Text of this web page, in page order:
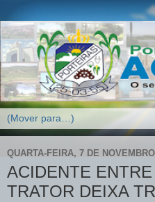
QUARTA-FEIRA, 7 DE
ACIDENTE
TRATOR DEIXA